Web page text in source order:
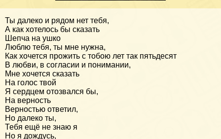
Ты далеко и рядом нет тебя,
А как хотелось бы сказать
Шепча на ушко
Люблю тебя, ты мне нужна,
Как хочется прожить с тобою лет так пятьдесят
В любви, в согласии и понимании,
Мне хочется сказать
На голос твой
Я сердцем отозвался бы,
На верность
Верностью ответил,
Но далеко ты,
Тебя ещё не знаю я
Но я дождусь,